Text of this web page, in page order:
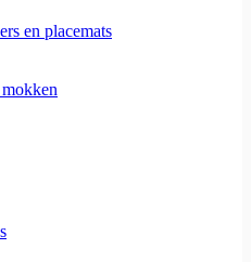
en placemats